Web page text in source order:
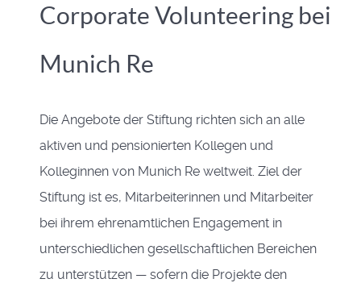
Corporate Volunteering bei
Munich Re
Die Angebote der Stiftung richten sich an alle
aktiven und pensionierten Kollegen und
Kolleginnen von Munich Re weltweit. Ziel der
Stiftung ist es, Mitarbeiterinnen und Mitarbeiter
bei ihrem ehrenamtlichen Engagement in
unterschiedlichen gesellschaftlichen Bereichen
zu unterstützen — sofern die Projekte den